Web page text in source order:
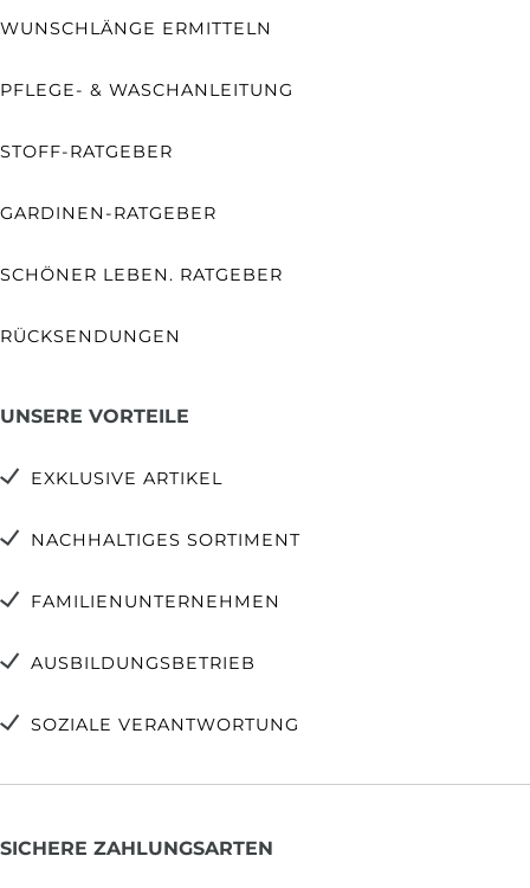
WUNSCHLÄNGE ERMITTELN
PFLEGE- & WASCHANLEITUNG
STOFF-RATGEBER
GARDINEN-RATGEBER
SCHÖNER LEBEN. RATGEBER
RÜCKSENDUNGEN
UNSERE VORTEILE
EXKLUSIVE ARTIKEL
NACHHALTIGES SORTIMENT
FAMILIENUNTERNEHMEN
AUSBILDUNGSBETRIEB
SOZIALE VERANTWORTUNG
SICHERE ZAHLUNGSARTEN